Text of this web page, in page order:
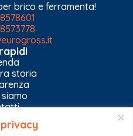
brico e ferramenta!
storia
Policy